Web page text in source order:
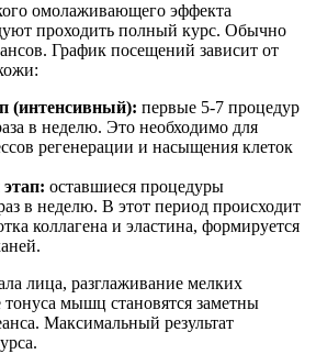
омолаживающего эффекта
проходить полный курс. Обычно
График посещений зависит от
(интенсивный): первые 5-7 процедур
в неделю. Это необходимо для
регенерации и насыщения клеток
оставшиеся процедуры
в неделю. В этот период происходит
коллагена и эластина, формируется
лица, разглаживание мелких
мышц становятся заметны
Максимальный результат